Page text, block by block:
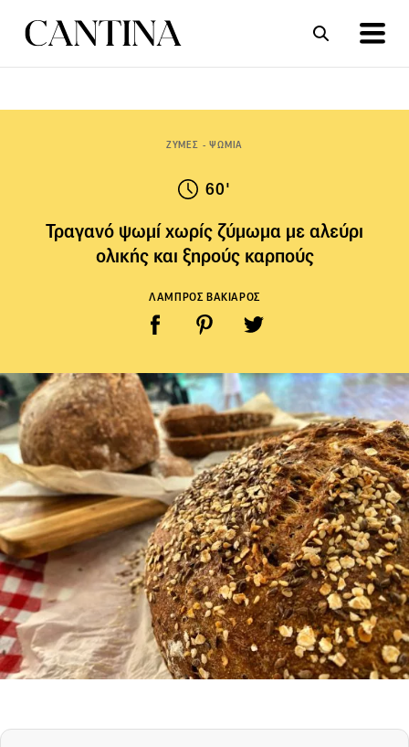
ΖΥΜΕΣ - ΨΩΜΙΑ
60'
Τραγανό ψωμί χωρίς ζύμωμα με αλεύρι
ολικής και ξηρούς καρπούς
ΛΑΜΠΡΟΣ ΒΑΚΙΑΡΟΣ